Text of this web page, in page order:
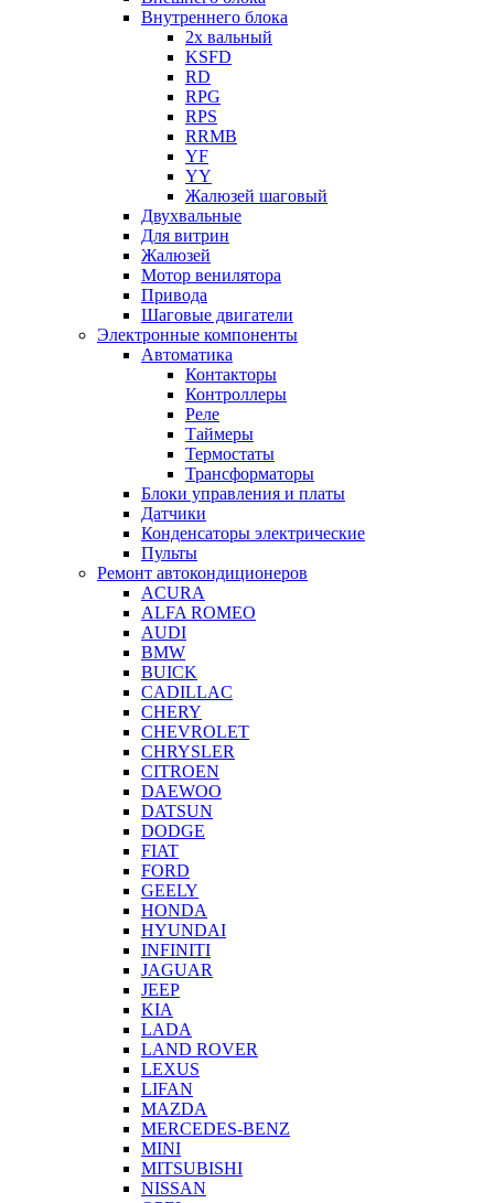
Внутреннего блока
2х вальный
KSFD
RD
RPG
RPS
RRMB
YF
YY
Жалюзей шаговый
Двухвальные
Для витрин
Жалюзей
Мотор венилятора
Привода
Шаговые двигатели
Электронные компоненты
Автоматика
Контакторы
Контроллеры
Реле
Таймеры
Термостаты
Трансформаторы
Блоки управления и платы
Датчики
Конденсаторы электрические
Пульты
Ремонт автокондиционеров
ACURA
ALFA ROMEO
AUDI
BMW
BUICK
CADILLAC
CHERY
CHEVROLET
CHRYSLER
CITROEN
DAEWOO
DATSUN
DODGE
FIAT
FORD
GEELY
HONDA
HYUNDAI
INFINITI
JAGUAR
JEEP
KIA
LADA
LAND ROVER
LEXUS
LIFAN
MAZDA
MERCEDES-BENZ
MINI
MITSUBISHI
NISSAN